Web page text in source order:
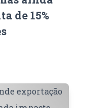
de 15%